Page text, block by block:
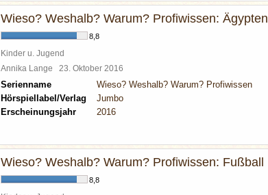
Wieso? Weshalb? Warum? Profiwissen: Ägypten
8,8
Kinder u. Jugend
Annika Lange 23. Oktober 2016
Serienname
Wieso? Weshalb? Warum? Profiwissen
Hörspiellabel/Verlag
Jumbo
Erscheinungsjahr
2016
Wieso? Weshalb? Warum? Profiwissen: Fußball
8,8